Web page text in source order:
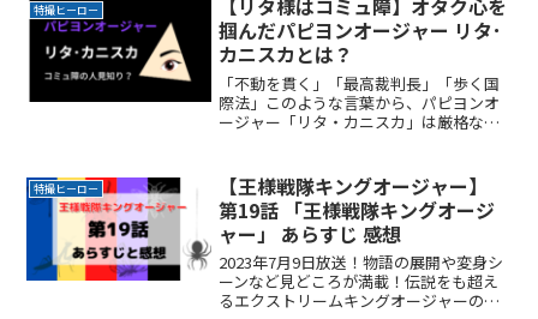
きます。どんReadMore...
特撮ヒーロー
【リタ様はコミュ障】オタク心を
掴んだパピヨンオージャー リタ･
カニスカとは？
「不動を貫く」「最高裁判長」「歩く国
際法」このような言葉から、パピヨンオ
ージャー「リタ・カニスカ」は厳格な人
ですね。ここではパピヨンオージャー
「リタ・カニスカ」から受けReadMore...
特撮ヒーロー
【王様戦隊キングオージャー】
第19話 「王様戦隊キングオージ
ャー」 あらすじ 感想
2023年7月9日放送！物語の展開や変身シ
ーンなど見どころが満載！伝説をも超え
るエクストリームキングオージャーの力